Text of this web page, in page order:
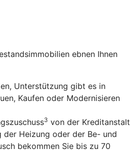
ebnen Ihnen
Unterstützung gibt es in
Kaufen oder Modernisieren
3 von der Kreditanstalt
der Heizung oder der Be- und
bekommen Sie bis zu 70